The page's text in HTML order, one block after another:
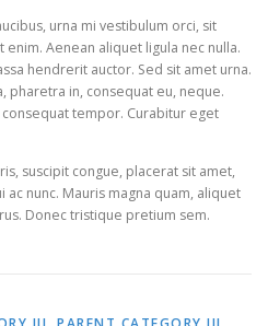
urna mi vestibulum orci, sit
Aenean aliquet ligula nec nulla.
hendrerit auctor. Sed sit amet urna.
pharetra in, consequat eu, neque.
tempor. Curabitur eget
suscipit congue, placerat sit amet,
ac nunc. Mauris magna quam, aliquet
Donec tristique pretium sem.